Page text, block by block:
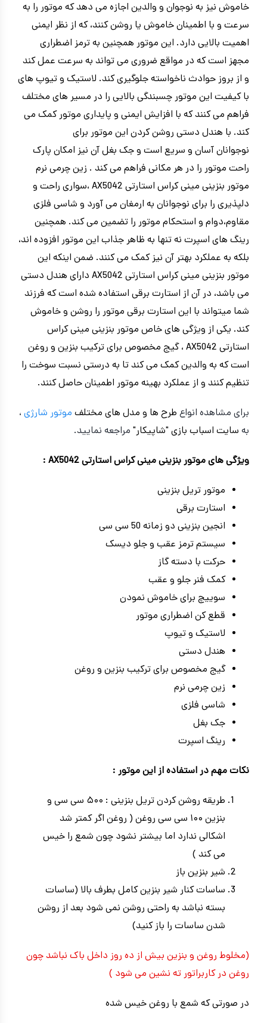
خاموش نیز به نوجوان و والدین اجازه می دهد که موتور را به
سرعت و با اطمینان خاموش یا روشن کنند، که از نظر ایمنی
اهمیت بالایی دارد. این موتور همچنین به ترمز اضطراری
مجهز است که در مواقع ضروری می تواند به سرعت عمل کند
و از بروز حوادث ناخواسته جلوگیری کند. لاستیک و تیوپ های
با کیفیت این موتور چسبندگی بالایی را در مسیر های مختلف
فراهم می کنند که با افزایش ایمنی و پایداری موتور کمک می
کند. با هندل دستی روشن کردن این موتور برای
نوجوانان آسان و سریع است و جک بغل آن نیز امکان پارک
راحت موتور را در هر مکانی فراهم می کند . زین چرمی نرم
موتور بنزینی مینی کراس استارتی AX5042 ،سواری راحت و
دلپذیری را برای نوجوانان به ارمغان می آورد و شاسی فلزی
مقاوم،دوام و استحکام موتور را تضمین می کند. همچنین
رینگ های اسپرت نه تنها به ظاهر جذاب این موتور افزوده اند،
بلکه به عملکرد بهتر آن نیز کمک می کنند. ضمن اینکه این
موتور بنزینی مینی کراس استارتی AX5042 دارای هندل دستی
می باشد، در آن از استارت برقی استفاده شده است که فرزند
شما میتواند با این استارت برقی موتور را روشن و خاموش
کند. یکی از ویژگی های خاص موتور بنزینی مینی کراس
استارتی AX5042 ، گیج مخصوص برای ترکیب بنزین و روغن
است که به والدین کمک می کند تا به درستی نسبت سوخت را
تنظیم کنند و از عملکرد بهینه موتور اطمینان حاصل کنند.
برای مشاهده انواع طرح ها و مدل های مختلف موتور شارژی ،
به سایت اسباب بازی "شاپیکار" مراجعه نمایید.
ویژگی های موتور بنزینی مینی کراس استارتی AX5042 :
موتور تریل بنزینی
استارت برقی
انجین بنزینی دو زمانه 50 سی سی
سیستم ترمز عقب و جلو دیسک
حرکت با دسته گاز
کمک فنر جلو و عقب
سوییچ برای خاموش نمودن
قطع کن اضطراری موتور
لاستیک و تیوپ
هندل دستی
گیج مخصوص برای ترکیب بنزین و روغن
زین چرمی نرم
شاسی فلزی
جک بغل
رینگ اسپرت
نکات مهم در استفاده از این موتور :
طریقه روشن کردن تریل بنزینی : ۵۰۰ سی سی و
بنزین ۱۰۰ سی سی روغن ( روغن اگر کمتر شد
اشکالی ندارد اما بیشتر نشود چون شمع را خیس
می کند )
شیر بنزین باز
ساسات کنار شیر بنزین کامل بطرف بالا (ساسات
بسته نباشد به راحتی روشن نمی شود بعد از روشن
شدن ساسات را باز کنید)
(مخلوط روغن و بنزین بیش از ده روز داخل باک نباشد چون
روغن در کاربراتور ته نشین می شود )
در صورتی که شمع با روغن خیس شده